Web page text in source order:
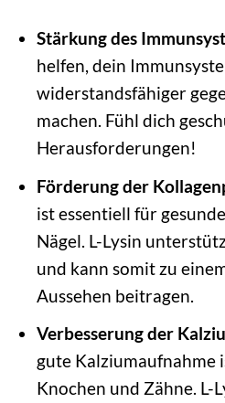
Stärkung des
helfen, dein
widerstandsfähiger
machen. Fühl dich
Herausforderungen!
Förderung der
ist essentiell für
Nägel. L-Lysin
und kann somit zu
Aussehen beitragen.
Verbesserung der
gute Kalziumaufnahme
Knochen und Zähne. L-